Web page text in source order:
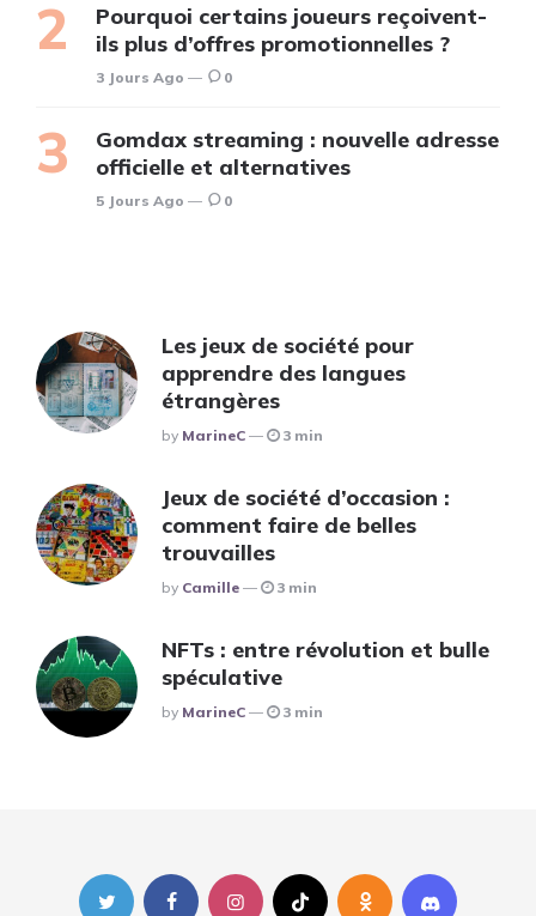
Pourquoi certains joueurs reçoivent-
ils plus d’offres promotionnelles ?
3 Jours Ago 0
Gomdax streaming : nouvelle adresse
officielle et alternatives
5 Jours Ago 0
Les jeux de société pour
apprendre des langues
étrangères
Posted
By MarineC 3 min
Jeux de société d’occasion :
comment faire de belles
trouvailles
Posted
By Camille 3 min
NFTs : entre révolution et bulle
spéculative
Posted
By MarineC 3 min